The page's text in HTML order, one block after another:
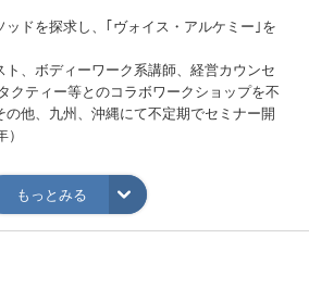
ッドを探求し、｢ヴォイス・アルケミー｣を
ト、ボディーワーク系講師、経営カウンセ
クティー等とのコラボワークショップを不
の他、九州、沖縄にて不定期でセミナー開
ム「スカラベ」をリリース。
｢Ｗａ－Ｏｍ｣発売。ダライ・ラマの集会な
ギングボウルの演奏活動をしているサンタ
もっとみる